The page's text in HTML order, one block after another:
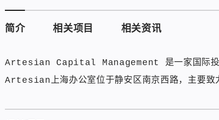
简介 相关项目 相关资讯
Artesian Capital Management 是一家国际投资
Artesian上海办公室位于静安区南京西路，主要致